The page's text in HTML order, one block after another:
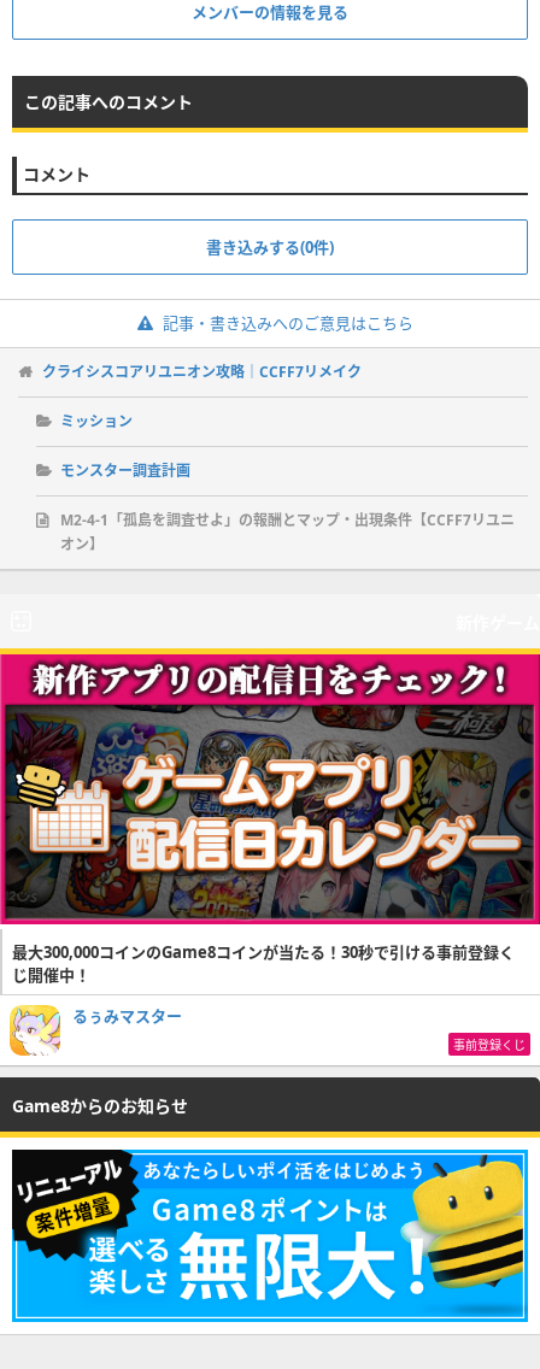
メンバーの情報を見る
この記事へのコメント
コメント
書き込みする(0件)
記事・書き込みへのご意見はこちら
クライシスコアリユニオン攻略｜CCFF7リメイク
ミッション
モンスター調査計画
M2-4-1「孤島を調査せよ」の報酬とマップ・出現条件【CCFF7リユニ
オン】
最大300,000コインのGame8コインが当たる！30秒で引ける事前登録く
じ開催中！
るぅみマスター
事前登録くじ
Game8からのお知らせ